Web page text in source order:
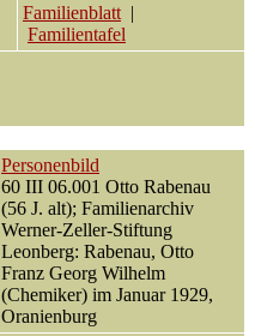
Familienblatt |
Familientafel
Personenbild
60 III 06.001 Otto Rabenau
(56 J. alt); Familienarchiv
Werner-Zeller-Stiftung
Leonberg: Rabenau, Otto
Franz Georg Wilhelm
(Chemiker) im Januar 1929,
Oranienburg